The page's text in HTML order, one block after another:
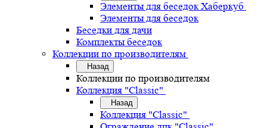
Элементы для беседок Хаберкуб
Элементы для беседок
Беседки для дачи
Комплекты беседок
Коллекции по производителям
Назад
Коллекции по производителям
Коллекция "Classic"
Назад
Коллекция "Classic"